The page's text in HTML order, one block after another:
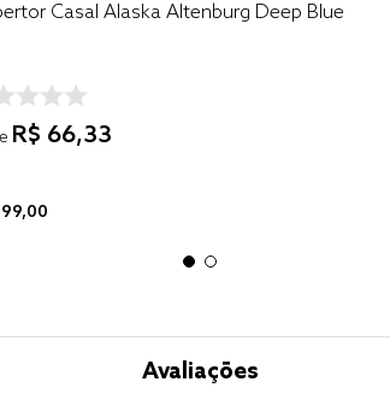
Casal Alaska Altenburg Deep Blue
R$ 66,33
,00
Avaliações